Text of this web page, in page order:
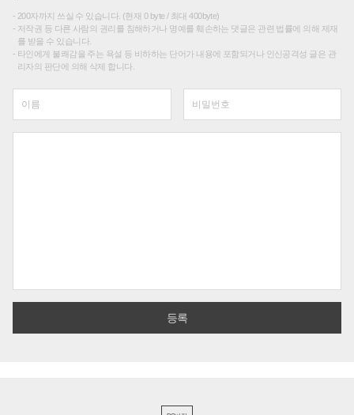
200자까지 쓰실 수 있습니다. (현재 0 byte / 최대 400byte)
저작권 등 다른 사람의 권리를 침해하거나 명예를 훼손하는 댓글은 관련 법률에 의해 제재
를 받을 수 있습니다.
타인에게 불쾌감을 주는 욕설 등 비하하는 단어가 내용에 포함되거나 인신공격성 글은 관
리자의 판단에 의해 삭제 합니다.